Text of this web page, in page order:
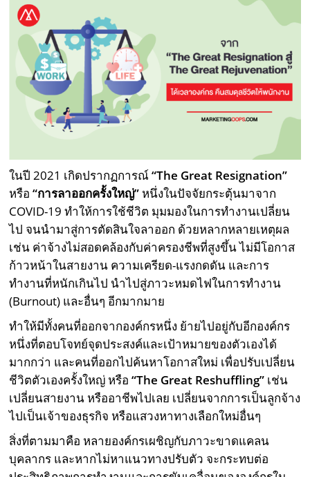
ในปี 2021 เกิดปรากฏการณ์“The Great Resignation”
หรือ“การลาออกครั้งใหญ่” หนึ่งในปัจจัยกระตุ้นมาจาก
COVID-19 ทำให้การใช้ชีวิต มุมมองในการทำงานเปลี่ยน
ไป จนนำมาสู่การตัดสินใจลาออก ด้วยหลากหลายเหตุผล
เช่น ค่าจ้างไม่สอดคล้องกับค่าครองชีพที่สูงขึ้น ไม่มีโอกาส
ก้าวหน้าในสายงาน ความเครียด-แรงกดดัน และการ
ทำงานที่หนักเกินไป นำไปสู่ภาวะหมดไฟในการทำงาน
(Burnout) และอื่นๆ อีกมากมาย
ทำให้มีทั้งคนที่ออกจากองค์กรหนึ่ง ย้ายไปอยู่กับอีกองค์กร
หนึ่งที่ตอบโจทย์จุดประสงค์และเป้าหมายของตัวเองได้
มากกว่า และคนที่ออกไปค้นหาโอกาสใหม่ เพื่อปรับเปลี่ยน
ชีวิตตัวเองครั้งใหญ่ หรือ“The Great Reshuffling” เช่น
เปลี่ยนสายงาน หรืออาชีพไปเลย เปลี่ยนจากการเป็นลูกจ้าง
ไปเป็นเจ้าของธุรกิจ หรือแสวงหาทางเลือกใหม่อื่นๆ
สิ่งที่ตามมาคือ หลายองค์กรเผชิญกับภาวะขาดแคลน
บุคลากร และหากไม่หาแนวทางปรับตัว จะกระทบต่อ